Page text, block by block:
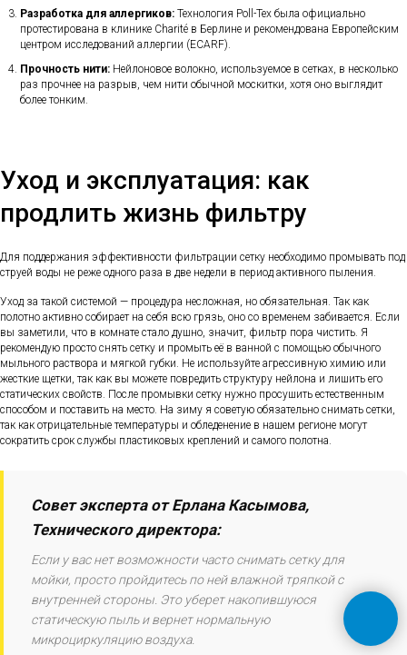
Разработка для аллергиков: Технология Poll-Tex была официально
протестирована в клинике Charité в Берлине и рекомендована Европейским
центром исследований аллергии (ECARF).
Прочность нити: Нейлоновое волокно, используемое в сетках, в несколько
раз прочнее на разрыв, чем нити обычной москитки, хотя оно выглядит
более тонким.
Уход и эксплуатация: как
продлить жизнь фильтру
Для поддержания эффективности фильтрации сетку необходимо промывать под
струей воды не реже одного раза в две недели в период активного пыления.
Уход за такой системой — процедура несложная, но обязательная. Так как
полотно активно собирает на себя всю грязь, оно со временем забивается. Если
вы заметили, что в комнате стало душно, значит, фильтр пора чистить. Я
рекомендую просто снять сетку и промыть её в ванной с помощью обычного
мыльного раствора и мягкой губки. Не используйте агрессивную химию или
жесткие щетки, так как вы можете повредить структуру нейлона и лишить его
статических свойств. После промывки сетку нужно просушить естественным
способом и поставить на место. На зиму я советую обязательно снимать сетки,
так как отрицательные температуры и обледенение в нашем регионе могут
сократить срок службы пластиковых креплений и самого полотна.
Совет эксперта от Ерлана Касымова,
Технического директора:
Если у вас нет возможности часто снимать сетку для
мойки, просто пройдитесь по ней влажной тряпкой с
внутренней стороны. Это уберет накопившуюся
статическую пыль и вернет нормальную
микроциркуляцию воздуха.